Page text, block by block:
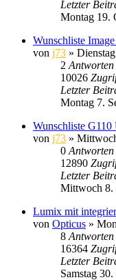
Letzter
Montag 19.
Wunschliste
von j73 »
2 Antworten
10026
Letzter
Montag 7.
Wunschliste G110
von j73 »
0 Antworten
12890
Letzter
Mittwoch 8.
Lumix mit
von Opticus »
8 Antworten
16364
Letzter
Samstag